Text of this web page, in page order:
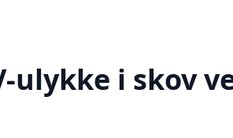
ulykke i skov